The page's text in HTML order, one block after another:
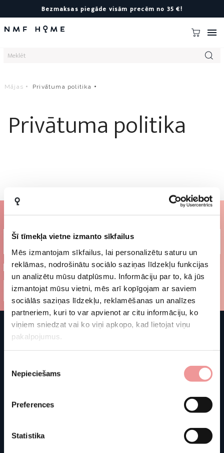
Šī tīmekļa vietne izmanto sīkfailus
Mēs izmantojam sīkfailus, lai personalizētu saturu un
reklāmas, nodrošinātu sociālo saziņas līdzekļu funkcijas
un analizētu mūsu datplūsmu. Informāciju par to, kā jūs
izmantojat mūsu vietni, mēs arī kopīgojam ar saviem
sociālās saziņas līdzekļu, reklamēšanas un analīzes
partneriem, kuri to var apvienot ar citu informāciju, ko
viņiem sniedzat vai ko viņi apkopo, kad lietojat viņu
pakalpojumus.
izvēle
Nepieciešams
Preferences
Statistika
Bezmaksas piegāde visām precēm no 35 €!

Mājas Privātuma politika
Privātuma politika
Abonējiet biļetenu!
Es piekrītu noteikumiem un nosacījumiem (Noteikumi un